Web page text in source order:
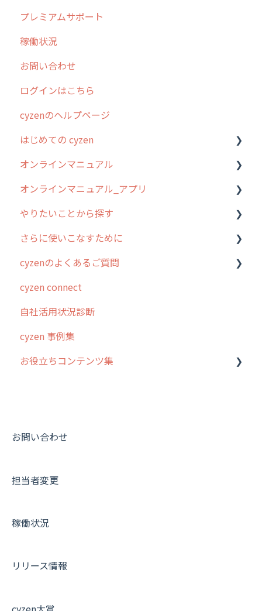
プレミアムサポート
稼働状況
お問い合わせ
ログインはこちら
cyzenのヘルプページ
はじめての cyzen
0. はじめてのcyzenの使い方
1. cyzenについて知ろう
2. 主要機能の概要
3. cyzenの位置情報取得について
4. cyzen利用前の準備：システム管理者編
5. 基本的な使い方：システム管理者編
6. 基本的な使い方：ユーザー編
7. 初心者向けよくある質問集
8. 用語集
【業界業種別】cyzen設定方法
オンラインマニュアル
管理サイトの使い始め
ユーザー・グループ管理
行動管理
予定管理
スポット
ステータス・主観
報告書・行動種別
勤怠管理
帳票出力
商品
オンラインマニュアル_アプリ
アプリの使い始め
ホーム画面
スポット
報告閲覧
予定
日報
履歴
パフォーマンス
お知らせ
やりたいことから探す
行動管理
勤怠管理
予定管理
スポット
ステータス・主観
報告書・行動種別
活動通知
商品
さらに使いこなすために
はじめに
スポット・ステータス関連オプション
交通費自動計算
安全走行支援
写真管理・高画質化
その他オプション
契約・その他
cyzenのよくあるご質問
ログインについて
グループ・ユーザーについて
GPS・位置情報 について
ルート自動記録 について
報告書について
メンバー画面について
その他よくある質問
cyzen connect
自社活用状況診断
cyzen 事例集
お役立ちコンテンツ集
動画集：共通
お問い合わせ
担当者変更
稼働状況
リリース情報